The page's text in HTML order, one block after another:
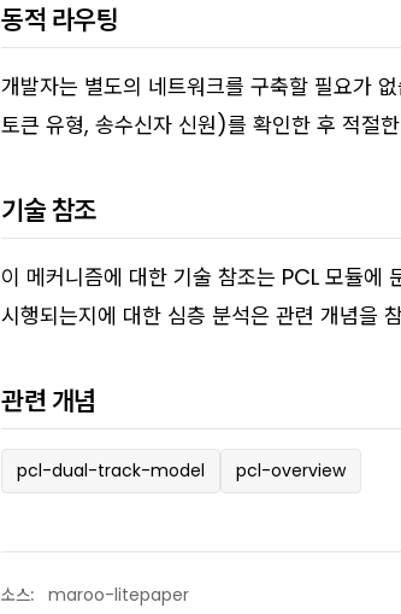
동적 라우팅
개발자는 별도의 네트워크를 구축할 필요가
토큰 유형, 송수신자 신원)를 확인한 후 적절
기술 참조
이 메커니즘에 대한 기술 참조는 PCL 모듈에
시행되는지에 대한 심층 분석은 관련 개념을
관련 개념
pcl-dual-track-model pcl-overview
소스: maroo-litepaper